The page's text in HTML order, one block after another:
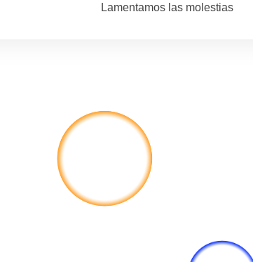
Lamentamos las molestias